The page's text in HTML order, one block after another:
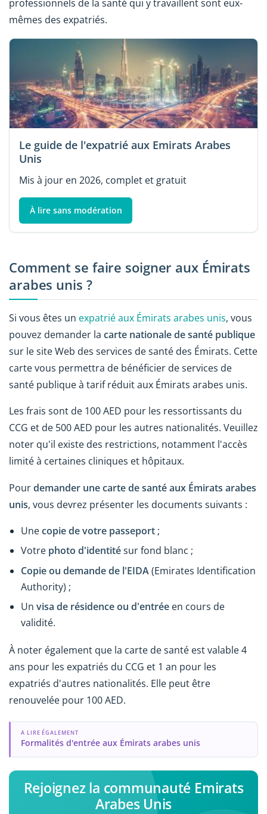
professionnels de la santé qui y travaillent sont eux-
mêmes des expatriés.
Le guide de l'expatrié aux Emirats Arabes
Unis
Mis à jour en 2026, complet et gratuit
À lire sans modération
Comment se faire soigner aux Émirats
arabes unis ?
Si vous êtes un expatrié aux Émirats arabes unis, vous
pouvez demander la carte nationale de santé publique
sur le site Web des services de santé des Émirats. Cette
carte vous permettra de bénéficier de services de
santé publique à tarif réduit aux Émirats arabes unis.
Les frais sont de 100 AED pour les ressortissants du
CCG et de 500 AED pour les autres nationalités. Veuillez
noter qu'il existe des restrictions, notamment l'accès
limité à certaines cliniques et hôpitaux.
Pourdemander une carte de santé aux Émirats arabes
unis, vous devrez présenter les documents suivants :
Unecopie de votre passeport ;
Votre photo d'identitésur fond blanc ;
Copie ou demande de l'EIDA(Emirates Identification
Authority) ;
Un visa de résidence ou d'entrée en cours de
validité.
À noter également que la carte de santé est valable 4
ans pour les expatriés du CCG et 1 an pour les
expatriés d'autres nationalités. Elle peut être
renouvelée pour 100 AED.
A LIRE ÉGALEMENT
Formalités d'entrée aux Émirats arabes unis
Rejoignez la communauté Emirats
Arabes Unis